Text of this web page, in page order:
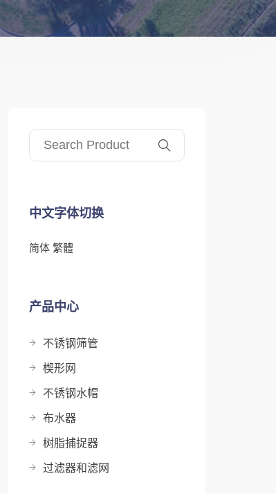
中文字体切换
简体 繁體
产品中心
不锈钢筛管
楔形网
不锈钢水帽
布水器
树脂捕捉器
过滤器和滤网